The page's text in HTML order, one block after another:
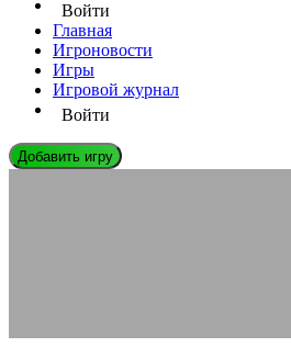
Войти
Главная
Игроновости
Игры
Игровой журнал
Войти
Добавить игру